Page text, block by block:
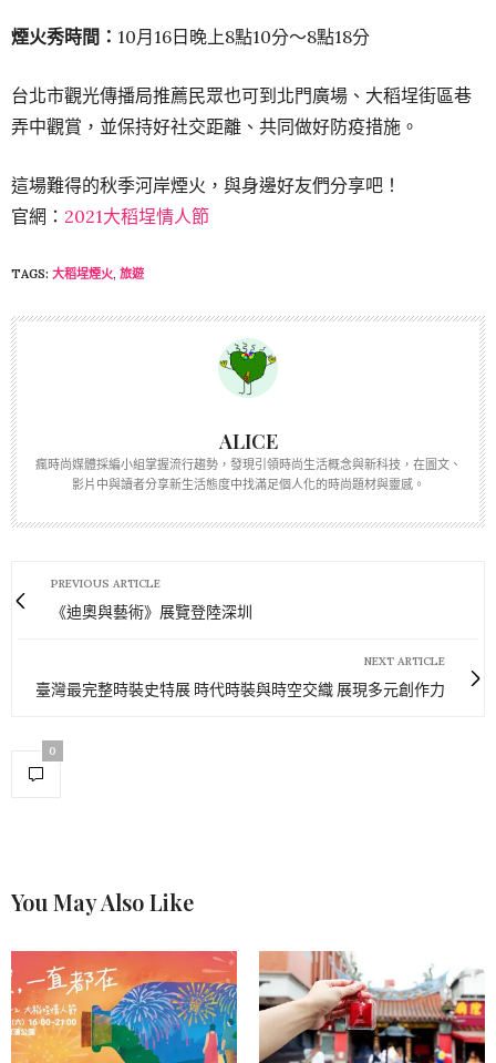
煙火秀時間： 10月16日晚上8點10分～8點18分
台北市觀光傳播局推薦民眾也可到北門廣場、大稻埕街區巷
弄中觀賞，並保持好社交距離、共同做好防疫措施。
這場難得的秋季河岸煙火，與身邊好友們分享吧！
官網： 2021大稻埕情人節
TAGS: 大稻埕煙火, 旅遊
ALICE
瘋時尚媒體採編小組掌握流行趨勢，發現引領時尚生活概念與新科技，在圖文、
影片中與讀者分享新生活態度中找滿足個人化的時尚題材與靈感。
PREVIOUS ARTICLE
《迪奧與藝術》展覽登陸深圳
NEXT ARTICLE
臺灣最完整時裝史特展 時代時裝與時空交織 展現多元創作力
0
You May Also Like